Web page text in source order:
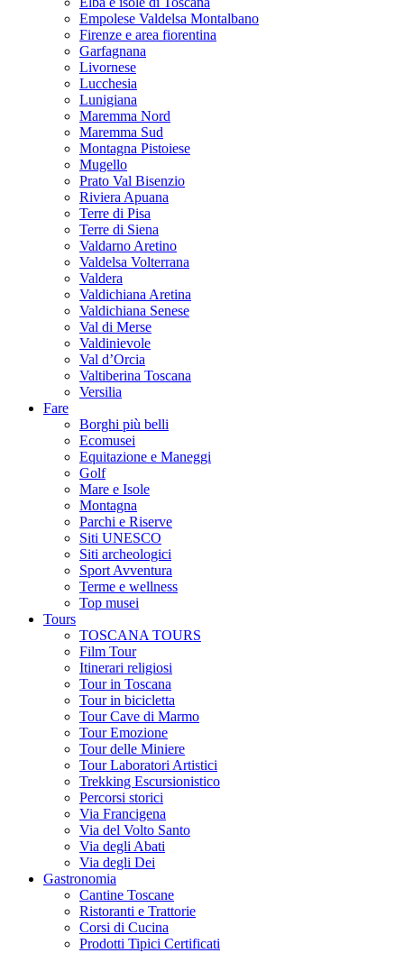
Empolese Valdelsa Montalbano
Firenze e area fiorentina
Garfagnana
Livornese
Lucchesia
Lunigiana
Maremma Nord
Maremma Sud
Montagna Pistoiese
Mugello
Prato Val Bisenzio
Riviera Apuana
Terre di Pisa
Terre di Siena
Valdarno Aretino
Valdelsa Volterrana
Valdera
Valdichiana Aretina
Valdichiana Senese
Val di Merse
Valdinievole
Val d’Orcia
Valtiberina Toscana
Versilia
Fare
Borghi più belli
Ecomusei
Equitazione e Maneggi
Golf
Mare e Isole
Montagna
Parchi e Riserve
Siti UNESCO
Siti archeologici
Sport Avventura
Terme e wellness
Top musei
Tours
TOSCANA TOURS
Film Tour
Itinerari religiosi
Tour in Toscana
Tour in bicicletta
Tour Cave di Marmo
Tour Emozione
Tour delle Miniere
Tour Laboratori Artistici
Trekking Escursionistico
Percorsi storici
Via Francigena
Via del Volto Santo
Via degli Abati
Via degli Dei
Gastronomia
Cantine Toscane
Ristoranti e Trattorie
Corsi di Cucina
Prodotti Tipici Certificati